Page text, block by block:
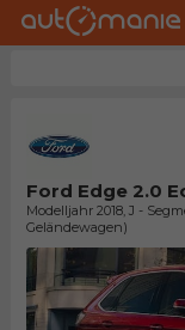
Ford Edge 2.0
Modelljahr 2018, J -
Geländewagen)